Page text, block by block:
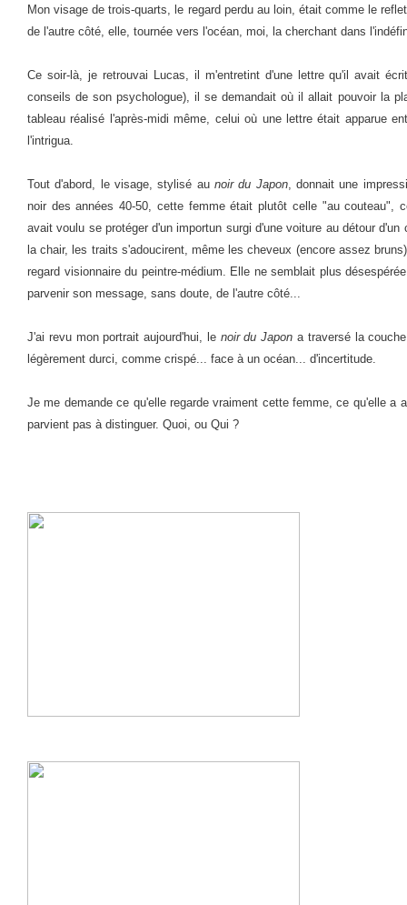
Mon visage de trois-quarts, le regard perdu au loin, était comme le
de l'autre côté, elle, tournée vers l'océan, moi, la cherchant dans
Ce soir-là, je retrouvai Lucas, il m'entretint d'une lettre qu'il avait
conseils de son psychologue), il se demandait où il allait pouvoir la
tableau réalisé l'après-midi même, celui où une lettre était apparue
l'intrigua.
Tout d'abord, le visage, stylisé au noir du Japon, donnait une
noir des années 40-50, cette femme était plutôt celle "au couteau",
avait voulu se protéger d'un importun surgi d'une voiture au détour
la chair, les traits s'adoucirent, même les cheveux (encore assez
regard visionnaire du peintre-médium. Elle ne semblait plus
parvenir son message, sans doute, de l'autre côté...
J'ai revu mon portrait aujourd'hui, le noir du Japon a traversé la
légèrement durci, comme crispé... face à un océan... d'incertitude.
Je me demande ce qu'elle regarde vraiment cette femme, ce qu'elle a
parvient pas à distinguer. Quoi, ou Qui ?